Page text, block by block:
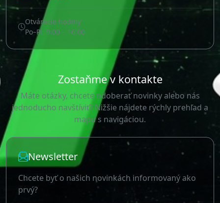
Otváracie hodiny
Po–Pi: 9:00 – 16:00
Zostaňme v kontakte
Máte otázky, chcete odoberať novinky alebo nás
jednoducho navštíviť? Nižšie nájdete rýchly prehľad a
mapu s navigáciou.
Newsletter
Chcete byť o našich novinkách informovaný ako
prvý?